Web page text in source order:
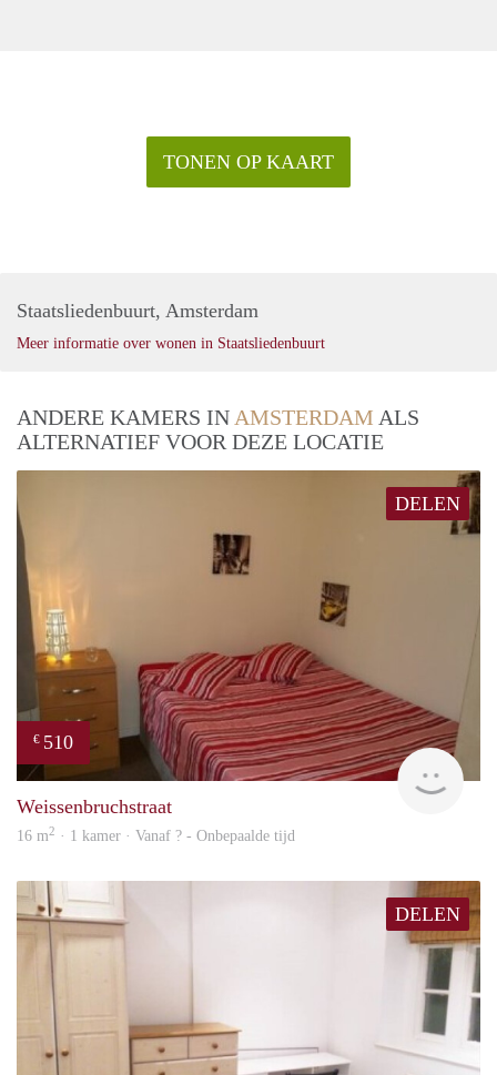
TONEN OP KAART
Staatsliedenbuurt, Amsterdam
Meer informatie over wonen in Staatsliedenbuurt
ANDERE KAMERS IN AMSTERDAM ALS
ALTERNATIEF VOOR DEZE LOCATIE
DELEN
€ 510
Weissenbruchstraat
16 m2 · 1 kamer · Vanaf ? - Onbepaalde tijd
DELEN